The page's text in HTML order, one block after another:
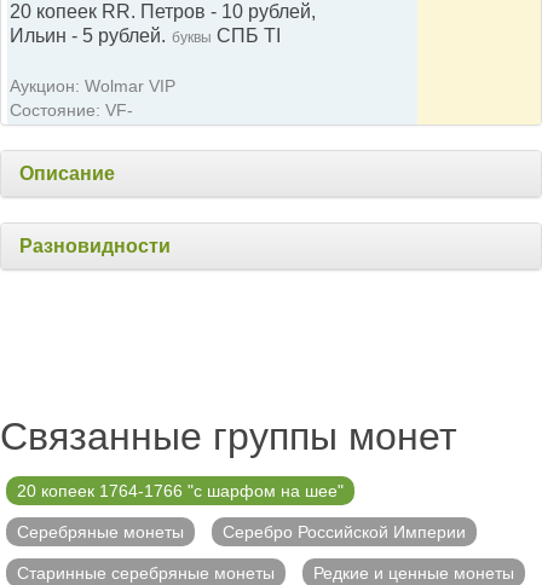
20 копеек RR. Петров - 10 рублей,
Ильин - 5 рублей. буквы СПБ TI
Аукцион: Wolmar VIP
Состояние: VF-
Описание
Разновидности
Связанные группы монет
20 копеек 1764-1766 "с шарфом на шее"
Серебряные монеты Серебро Российской Империи
Старинные серебряные монеты Редкие и ценные монеты